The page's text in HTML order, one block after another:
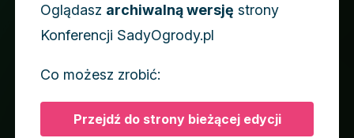
pozwalają na zwiększenie produkcji rolnej, jej
optymalizację, poprawę dobrostanu zwierząt lub
zmniejszenie negatywnego oddziaływania produkcji
Oglądasz archiwalną wersję strony
Konferencji SadyOgrody.pl
Co możesz zrobić:
Przejdź do strony bieżącej edycji